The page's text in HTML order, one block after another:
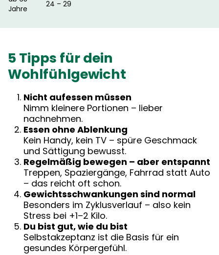
Jahre
24 – 29
5 Tipps für dein
Wohlfühlgewicht
Nicht aufessen müssen
Nimm kleinere Portionen – lieber
nachnehmen.
Essen ohne Ablenkung
Kein Handy, kein TV – spüre Geschmack
und Sättigung bewusst.
Regelmäßig bewegen – aber entspannt
Treppen, Spaziergänge, Fahrrad statt Auto
– das reicht oft schon.
Gewichtsschwankungen sind normal
Besonders im Zyklusverlauf – also kein
Stress bei +1–2 Kilo.
Du bist gut, wie du bist
Selbstakzeptanz ist die Basis für ein
gesundes Körpergefühl.